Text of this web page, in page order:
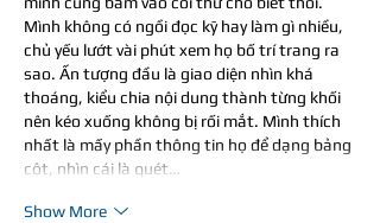
Mình không có ngồi đọc kỹ hay làm gì nhiều,
chủ yếu lướt vài phút xem họ bố trí trang ra
sao. Ấn tượng đầu là giao diện nhìn khá
thoáng, kiểu chia nội dung thành từng khối
nên kéo xuống không bị rối mắt. Mình thích
nhất là mấy phần thông tin họ để dạng bảng
cột, nhìn cái là quét…
Show More